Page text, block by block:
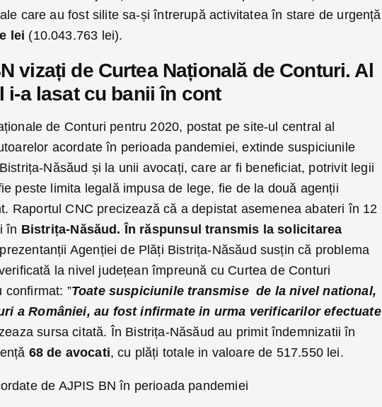
care au fost silite sa-și întrerupă activitatea în stare de urgență
lei (10.043.763 lei).
vizați de Curtea Națională de Conturi. Al
i-a lasat cu banii în cont
de Conturi pentru 2020, postat pe site-ul central al
acordate în perioada pandemiei, extinde suspiciunile
Năsăud și la unii avocați, care ar fi beneficiat, potrivit legii
peste limita legală impusa de lege, fie de la două agenții
Raportul CNC precizează că a depistat asemenea abateri în 12
în Bistrița-Năsăud. În răspunsul transmis la solicitarea
Agenției de Plăți Bistrița-Năsăud susțin că problema
la nivel județean împreună cu Curtea de Conturi
confirmat: ”Toate suspiciunile transmise de la nivel national,
a României, au fost infirmate in urma verificarilor efectuate
sursa citată. În Bistrița-Năsăud au primit îndemnizatii în
68 de avocati, cu plăți totale in valoare de 517.550 lei.
de AJPIS BN în perioada pandemiei